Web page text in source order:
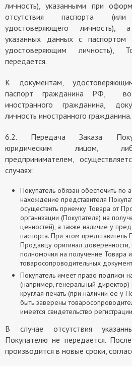
личность), указанными при
отсутствия паспорта
удостоверяющего личность),
указанных данных с
удостоверяющим личность),
передается.
К документам,
паспорт гражданина РФ,
иностранного гражданина,
личность иностранного гражданина.
6.2. Передача Заказа
юридическим лицом,
предпринимателем,
случаях:
Покупатель обязан обеспечить по
нахождение представителя
осуществить приемку Товара от
организации (Покупателя) на
ценностей), а также наличие у
паспорта. При этом представитель
Продавцу оригинал
полномочия на получение Товара
товаросопроводительных
Покупатель имеет право подписи
(например, генеральный
круглая печать (при наличии ее у
быть заверены
имеется свидетельство
В случае отсутствия
Покупателю не передается.
производится в новые сроки,